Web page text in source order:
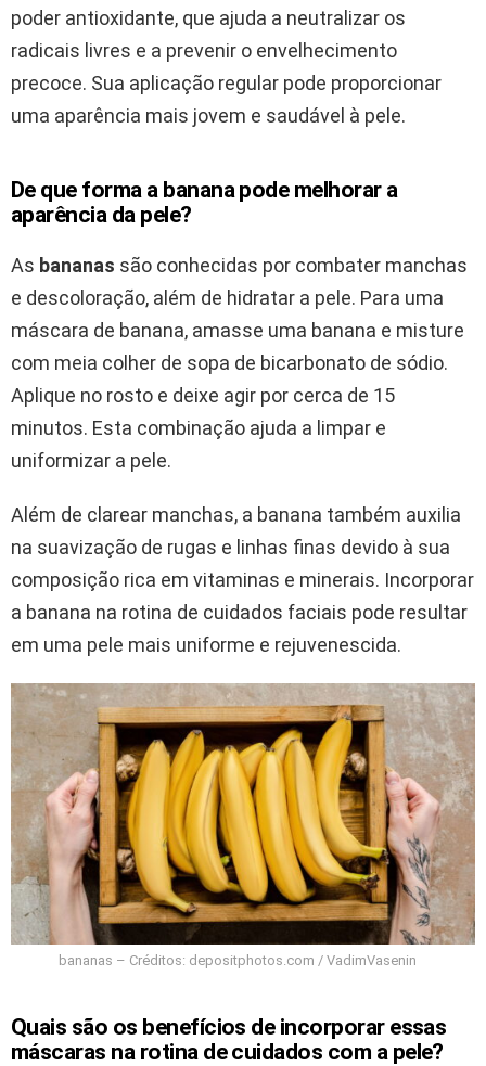
poder antioxidante, que ajuda a neutralizar os
radicais livres e a prevenir o envelhecimento
precoce. Sua aplicação regular pode proporcionar
uma aparência mais jovem e saudável à pele.
De que forma a banana pode melhorar a
aparência da pele?
As bananas são conhecidas por combater manchas
e descoloração, além de hidratar a pele. Para uma
máscara de banana, amasse uma banana e misture
com meia colher de sopa de bicarbonato de sódio.
Aplique no rosto e deixe agir por cerca de 15
minutos. Esta combinação ajuda a limpar e
uniformizar a pele.
Além de clarear manchas, a banana também auxilia
na suavização de rugas e linhas finas devido à sua
composição rica em vitaminas e minerais. Incorporar
a banana na rotina de cuidados faciais pode resultar
em uma pele mais uniforme e rejuvenescida.
bananas – Créditos: depositphotos.com / VadimVasenin
Quais são os benefícios de incorporar essas
máscaras na rotina de cuidados com a pele?